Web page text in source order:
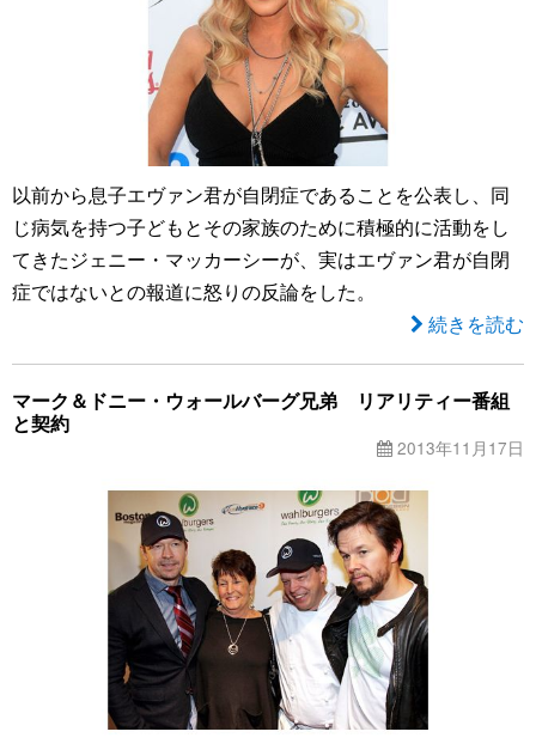
以前から息子エヴァン君が自閉症であることを公表し、同
じ病気を持つ子どもとその家族のために積極的に活動をし
てきたジェニー・マッカーシーが、実はエヴァン君が自閉
症ではないとの報道に怒りの反論をした。
続きを読む
マーク＆ドニー・ウォールバーグ兄弟 リアリティー番組
と契約
2013年11月17日